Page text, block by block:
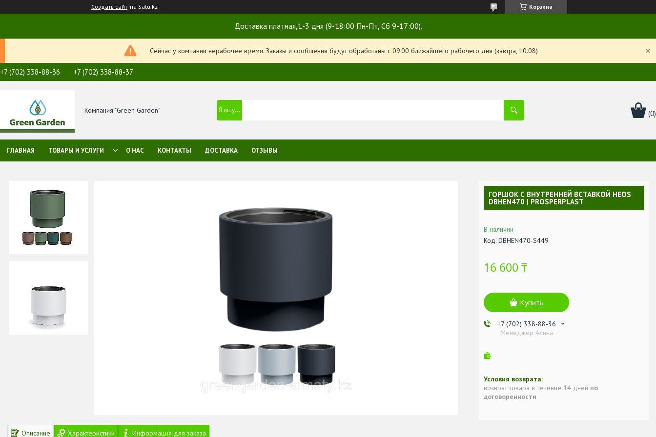
Создать сайт на Satu.kz Корзина
Доставка платная,1-3 дня (9-18:00 Пн-Пт, Сб 9-17:00).
Сейчас у компании нерабочее время. Заказы и сообщения будут обработаны с 09:00 ближайшего рабочего дня (завтра, 10.08)
+7 (702) 338-88-36 +7 (702) 338-88-37
Компания "Green Garden"
ГЛАВНАЯ ТОВАРЫ И УСЛУГИ О НАС КОНТАКТЫ ДОСТАВКА ОТЗЫВЫ
Описание Характеристики Информация для заказа
ГОРШОК С ВНУТРЕННЕЙ ВСТАВКОЙ HEOS
DBHEN470 | PROSPERPLAST
В наличии
Код: DBHEN470-S449
16 600 ₸
Купить
+7 (702) 338-88-36
Менеджер Алина
возврат товара в течение 14 дней по
договоренности